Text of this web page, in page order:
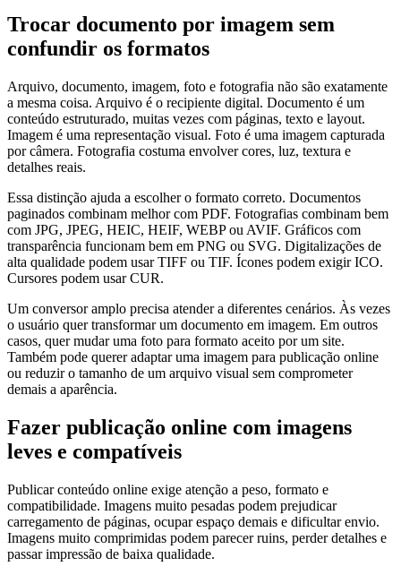
Trocar documento por imagem sem
confundir os formatos
Arquivo, documento, imagem, foto e fotografia não são exatamente
a mesma coisa. Arquivo é o recipiente digital. Documento é um
conteúdo estruturado, muitas vezes com páginas, texto e layout.
Imagem é uma representação visual. Foto é uma imagem capturada
por câmera. Fotografia costuma envolver cores, luz, textura e
detalhes reais.
Essa distinção ajuda a escolher o formato correto. Documentos
paginados combinam melhor com PDF. Fotografias combinam bem
com JPG, JPEG, HEIC, HEIF, WEBP ou AVIF. Gráficos com
transparência funcionam bem em PNG ou SVG. Digitalizações de
alta qualidade podem usar TIFF ou TIF. Ícones podem exigir ICO.
Cursores podem usar CUR.
Um conversor amplo precisa atender a diferentes cenários. Às vezes
o usuário quer transformar um documento em imagem. Em outros
casos, quer mudar uma foto para formato aceito por um site.
Também pode querer adaptar uma imagem para publicação online
ou reduzir o tamanho de um arquivo visual sem comprometer
demais a aparência.
Fazer publicação online com imagens
leves e compatíveis
Publicar conteúdo online exige atenção a peso, formato e
compatibilidade. Imagens muito pesadas podem prejudicar
carregamento de páginas, ocupar espaço demais e dificultar envio.
Imagens muito comprimidas podem parecer ruins, perder detalhes e
passar impressão de baixa qualidade.